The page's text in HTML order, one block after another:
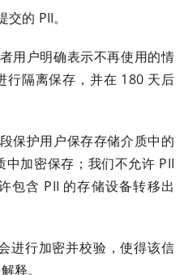
的 PII。
用户明确表示不再使用的情
行隔离保存，并在 180 天后
保护用户保存存储介质中的
中加密保存；我们不允许 PII
包含 PII 的存储设备转移出
进行加密并校验，使得该信
释。